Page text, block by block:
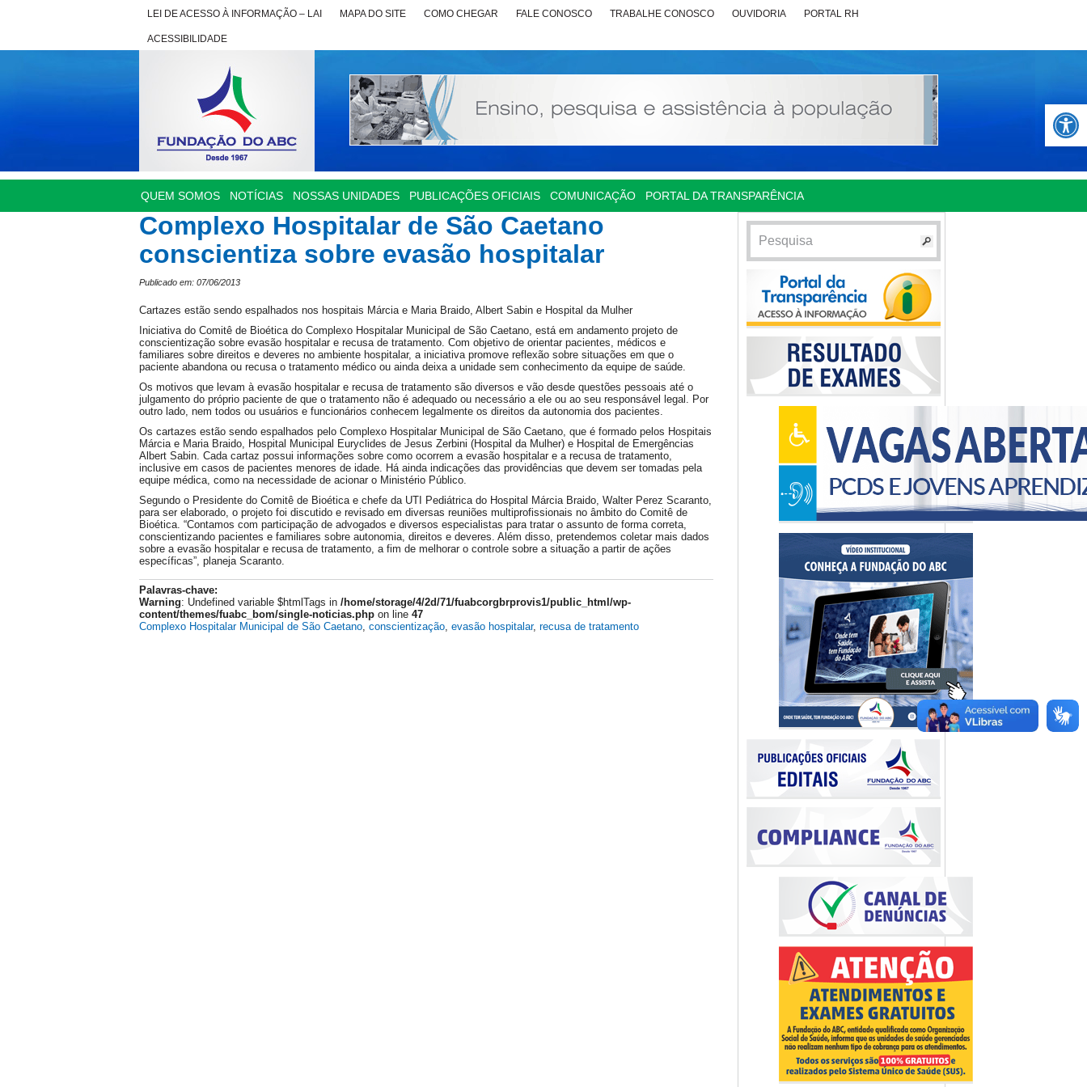
Abrir
LEI DE ACESSO À INFORMAÇÃO – LAI MAPA DO SITE COMO CHEGAR FALE CONOSCO TRABALHE CONOSCO OUVIDORIA PORTAL RH
ACESSIBILIDADE
QUEM SOMOS NOTÍCIAS NOSSAS UNIDADES PUBLICAÇÕES OFICIAIS COMUNICAÇÃO PORTAL DA TRANSPARÊNCIA
Complexo Hospitalar de São Caetano
conscientiza sobre evasão hospitalar
Publicado em: 07/06/2013
Cartazes estão sendo espalhados nos hospitais Márcia e Maria Braido, Albert Sabin e Hospital da Mulher
Iniciativa do Comitê de Bioética do Complexo Hospitalar Municipal de São Caetano, está em andamento projeto de
conscientização sobre evasão hospitalar e recusa de tratamento. Com objetivo de orientar pacientes, médicos e
familiares sobre direitos e deveres no ambiente hospitalar, a iniciativa promove reflexão sobre situações em que o
paciente abandona ou recusa o tratamento médico ou ainda deixa a unidade sem conhecimento da equipe de saúde.
Os motivos que levam à evasão hospitalar e recusa de tratamento são diversos e vão desde questões pessoais até o
julgamento do próprio paciente de que o tratamento não é adequado ou necessário a ele ou ao seu responsável legal. Por
outro lado, nem todos ou usuários e funcionários conhecem legalmente os direitos da autonomia dos pacientes.
Os cartazes estão sendo espalhados pelo Complexo Hospitalar Municipal de São Caetano, que é formado pelos Hospitais
Márcia e Maria Braido, Hospital Municipal Euryclides de Jesus Zerbini (Hospital da Mulher) e Hospital de Emergências
Albert Sabin. Cada cartaz possui informações sobre como ocorrem a evasão hospitalar e a recusa de tratamento,
inclusive em casos de pacientes menores de idade. Há ainda indicações das providências que devem ser tomadas pela
equipe médica, como na necessidade de acionar o Ministério Público.
Segundo o Presidente do Comitê de Bioética e chefe da UTI Pediátrica do Hospital Márcia Braido, Walter Perez Scaranto,
para ser elaborado, o projeto foi discutido e revisado em diversas reuniões multiprofissionais no âmbito do Comitê de
Bioética. “Contamos com participação de advogados e diversos especialistas para tratar o assunto de forma correta,
conscientizando pacientes e familiares sobre autonomia, direitos e deveres. Além disso, pretendemos coletar mais dados
sobre a evasão hospitalar e recusa de tratamento, a fim de melhorar o controle sobre a situação a partir de ações
específicas”, planeja Scaranto.
Palavras-chave:
Warning: Undefined variable $htmlTags in /home/storage/4/2d/71/fuabcorgbrprovis1/public_html/wp-
content/themes/fuabc_bom/single-noticias.php on line 47
Complexo Hospitalar Municipal de São Caetano, conscientização, evasão hospitalar, recusa de tratamento